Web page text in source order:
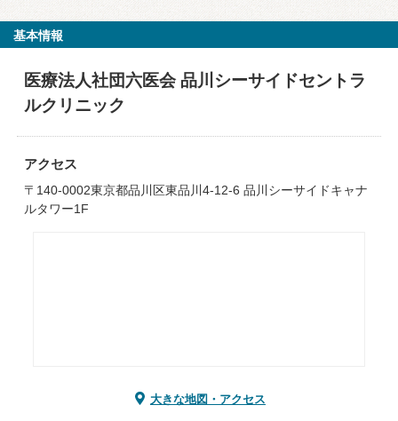
基本情報
医療法人社団六医会 品川シーサイドセントラ
ルクリニック
アクセス
〒140-0002東京都品川区東品川4-12-6 品川シーサイドキャナ
ルタワー1F
大きな地図・アクセス